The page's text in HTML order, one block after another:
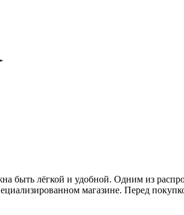
быть лёгкой и удобной. Одним из
магазине. Перед